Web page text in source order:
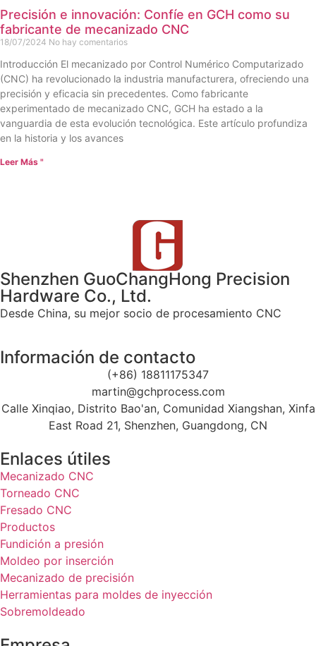
Precisión e innovación: Confíe en GCH como su
fabricante de mecanizado CNC
18/07/2024 No hay comentarios
Introducción El mecanizado por Control Numérico Computarizado
(CNC) ha revolucionado la industria manufacturera, ofreciendo una
precisión y eficacia sin precedentes. Como fabricante
experimentado de mecanizado CNC, GCH ha estado a la
vanguardia de esta evolución tecnológica. Este artículo profundiza
en la historia y los avances
Leer Más "
Shenzhen GuoChangHong Precision
Hardware Co., Ltd.
Desde China, su mejor socio de procesamiento CNC
Información de contacto
(+86) 18811175347
martin@gchprocess.com
Calle Xinqiao, Distrito Bao'an, Comunidad Xiangshan, Xinfa
East Road 21, Shenzhen, Guangdong, CN
Enlaces útiles
Mecanizado CNC
Torneado CNC
Fresado CNC
Productos
Fundición a presión
Moldeo por inserción
Mecanizado de precisión
Herramientas para moldes de inyección
Sobremoldeado